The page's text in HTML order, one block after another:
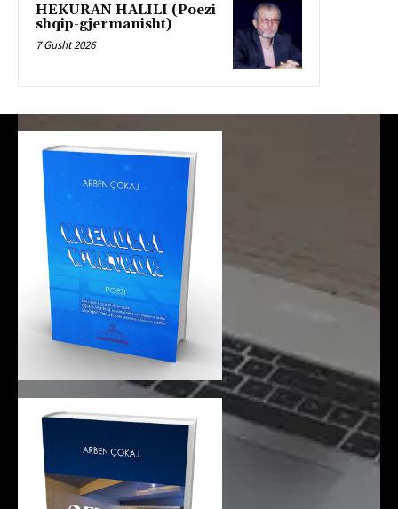
HEKURAN HALILI (Poezi
shqip-gjermanisht)
7 Gusht 2026